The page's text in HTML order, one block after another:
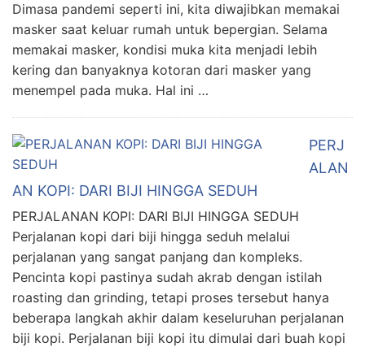
Dimasa pandemi seperti ini, kita diwajibkan memakai
masker saat keluar rumah untuk bepergian. Selama
memakai masker, kondisi muka kita menjadi lebih
kering dan banyaknya kotoran dari masker yang
menempel pada muka. Hal ini …
PERJ
ALAN
AN KOPI: DARI BIJI HINGGA SEDUH
PERJALANAN KOPI: DARI BIJI HINGGA SEDUH
Perjalanan kopi dari biji hingga seduh melalui
perjalanan yang sangat panjang dan kompleks.
Pencinta kopi pastinya sudah akrab dengan istilah
roasting dan grinding, tetapi proses tersebut hanya
beberapa langkah akhir dalam keseluruhan perjalanan
biji kopi. Perjalanan biji kopi itu dimulai dari buah kopi